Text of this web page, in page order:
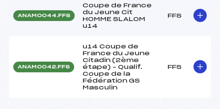
ANAM0044.FFS
Coupe de France
du Jeune Cit
HOMME SLALOM
u14
FFS
ANAM0042.FFS
u14 Coupe de
France du Jeune
Citadin (2ème
étape) – Qualif.
Coupe de la
Fédération GS
Masculin
FFS